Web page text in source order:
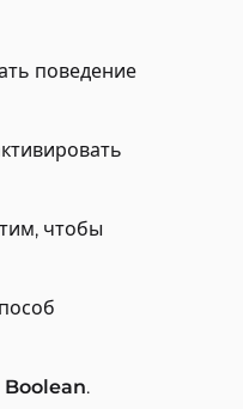
поведение
чтобы
Boolean.